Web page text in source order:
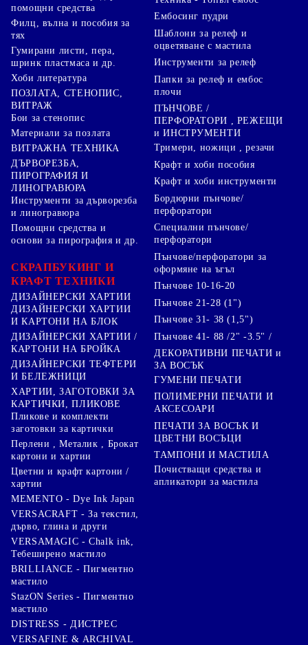
помощни средства
Филц, вълна и пособия за
тях
Гумирани листи, пера,
шринк пластмаса и др.
Хоби литература
ПОЗЛАТА, СТЕНОПИС,
ВИТРАЖ
Бои за стенопис
Материали за позлата
ВИТРАЖНА ТЕХНИКА
ДЪРВОРЕЗБА,
ПИРОГРАФИЯ И
ЛИНОГРАВЮРА
Инструменти за дърворезба
и линогравюра
Помощни средства и
основи за пирография и др.
СКРАПБУКИНГ И
КРАФТ ТЕХНИКИ
ДИЗАЙНЕРСКИ ХАРТИИ
ДИЗАЙНЕРСКИ ХАРТИИ
И КАРТОНИ НА БЛОК
ДИЗАЙНЕРСКИ ХАРТИИ /
КАРТОНИ НА БРОЙКА
ДИЗАЙНЕРСКИ ТЕФТЕРИ
И БЕЛЕЖНИЦИ
ХАРТИИ, ЗАГОТОВКИ ЗА
КАРТИЧКИ, ПЛИКОВЕ
Пликове и комплекти
заготовки за картички
Перлени , Металик , Брокат
картони и хартии
Цветни и крафт картони /
хартии
Ембосинг пудри
Шаблони за релеф и
оцветяване с мастила
Инструменти за релеф
Папки за релеф и ембос
плочи
ПЪНЧОВЕ /
ПЕРФОРАТОРИ , РЕЖЕЩИ
и ИНСТРУМЕНТИ
Тримери, ножици , резачи
Крафт и хоби пособия
Крафт и хоби инструменти
Бордюрни пънчове/
перфоратори
Специални пънчове/
перфоратори
Пънчове/перфоратори за
оформяне на ъгъл
Пънчове 10-16-20
Пънчове 21-28 (1")
Пънчове 31- 38 (1,5")
Пънчове 41- 88 /2" -3.5" /
ДЕКОРАТИВНИ ПЕЧАТИ и
ЗА ВОСЪК
ГУМЕНИ ПЕЧАТИ
ПОЛИМЕРНИ ПЕЧАТИ И
АКСЕСОАРИ
ПЕЧАТИ ЗА ВОСЪК И
ЦВЕТНИ ВОСЪЦИ
ТАМПОНИ И МАСТИЛА
Почистващи средства и
апликатори за мастила
MEMENTO - Dye Ink Japan
VERSACRAFT - За текстил,
дърво, глина и други
VERSAMAGIC - Chalk ink,
Тебеширено мастило
BRILLIANCE - Пигментно
мастило
StazON Series - Пигментно
мастило
DISTRESS - ДИСТРЕС
VERSAFINE & ARCHIVAL